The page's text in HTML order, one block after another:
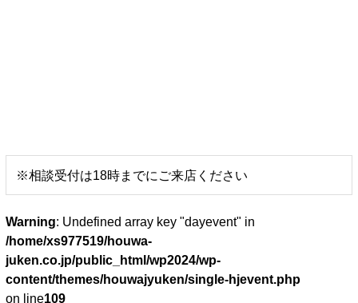
※相談受付は18時までにご来店ください
Warning: Undefined array key "dayevent" in
/home/xs977519/houwa-
juken.co.jp/public_html/wp2024/wp-
content/themes/houwajyuken/single-hjevent.php
on line109